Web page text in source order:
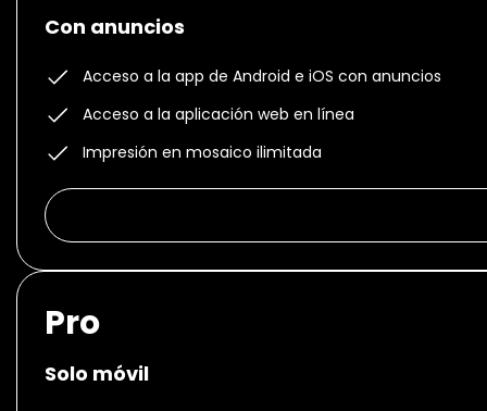
Con anuncios
Acceso a la app de Android e iOS con anuncios
Acceso a la aplicación web en línea
Impresión en mosaico ilimitada
Pro
Solo móvil